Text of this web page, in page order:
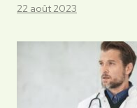
22 août 2023